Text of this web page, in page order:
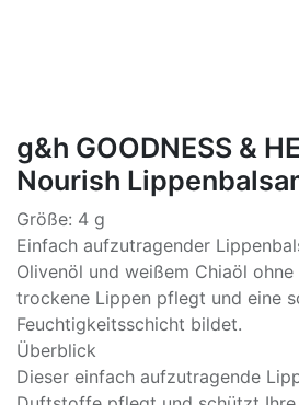
g&h GOODNESS &
Nourish
Größe: 4 g
Einfach aufzutragender
Olivenöl und weißem Chiaöl
trockene Lippen pflegt und eine
Feuchtigkeitsschicht bildet.
Überblick
Dieser einfach aufzutragende